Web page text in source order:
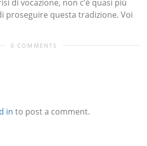
di vocazione, non c’è quasi più
proseguire questa tradizione. Voi
0 COMMENTS
in to post a comment.